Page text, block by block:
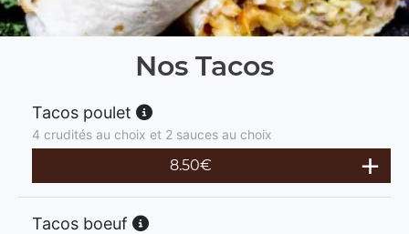
Nos Tacos
Tacos poulet
4 crudités au choix et 2 sauces au choix
8.50€
Tacos boeuf